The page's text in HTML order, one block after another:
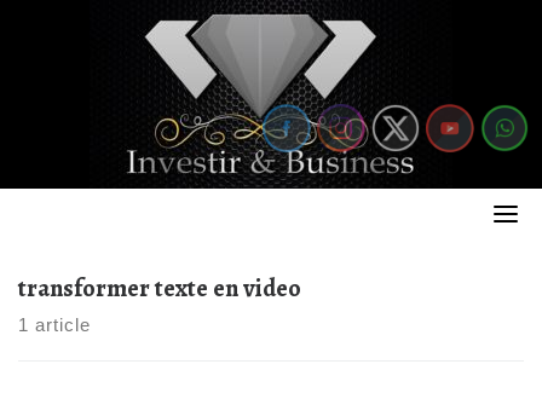
transformer texte en video
1 article